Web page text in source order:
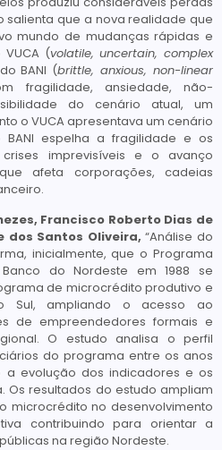
salienta que a nova realidade que
mundo de mudanças rápidas e
(volatile, uncertain, complex
BANI (brittle, anxious, non-linear
fragilidade, ansiedade, não-
do cenário atual, um
o VUCA apresentava um cenário
espelha a fragilidade e os
imprevisíveis e o avanço
afeta corporações, cadeias
Francisco Roberto Dias de
dos Santos Oliveira, “Análise do
inicialmente, que o Programa
do Nordeste em 1988 se
de microcrédito produtivo e
Sul, ampliando o acesso ao
de empreendedores formais e
O estudo analisa o perfil
do programa entre os anos
a evolução dos indicadores e os
Os resultados do estudo ampliam
microcrédito no desenvolvimento
contribuindo para orientar a
na região Nordeste.